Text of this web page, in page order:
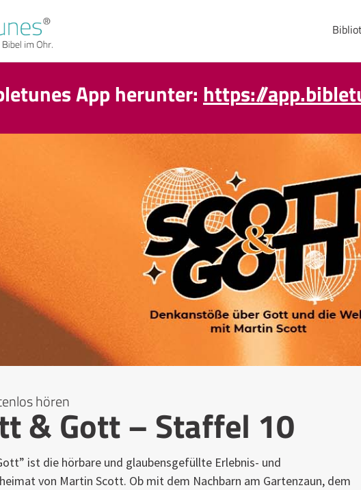
App herunter: https://
hören
& Gott – Staffel 10
ist die hörbare und glaubensgefüllte Erlebnis- und
von Martin Scott. Ob mit dem Nachbarn am Gartenzaun, dem